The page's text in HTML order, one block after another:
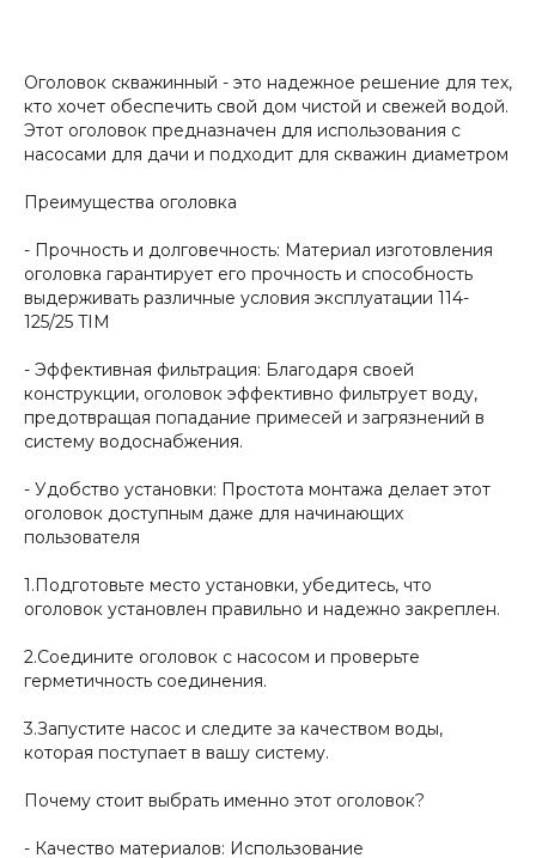
Оголовок скважинный - это надежное решение для тех,
кто хочет обеспечить свой дом чистой и свежей водой.
Этот оголовок предназначен для использования с
насосами для дачи и подходит для скважин диаметром
Преимущества оголовка
- Прочность и долговечность: Материал изготовления
оголовка гарантирует его прочность и способность
выдерживать различные условия эксплуатации 114-
125/25 TIM
- Эффективная фильтрация: Благодаря своей
конструкции, оголовок эффективно фильтрует воду,
предотвращая попадание примесей и загрязнений в
систему водоснабжения.
- Удобство установки: Простота монтажа делает этот
оголовок доступным даже для начинающих
пользователя
1.Подготовьте место установки, убедитесь, что
оголовок установлен правильно и надежно закреплен.
2.Соедините оголовок с насосом и проверьте
герметичность соединения.
3.Запустите насос и следите за качеством воды,
которая поступает в вашу систему.
Почему стоит выбрать именно этот оголовок?
- Качество материалов: Использование